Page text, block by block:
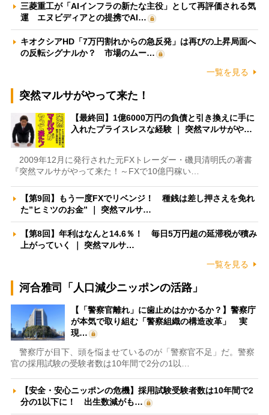
三菱重工が「AIインフラの新たな主役」として再評価される気
運 エヌビディアとの提携でAI…
キオクシアHD「7万円割れからの急反発」は再びの上昇局面へ
の反転シグナルか？ 市場のムー…
一覧を見る
突然マルサがやって来た！
【最終回】1億6000万円の負債と引き換えに手に
入れたプライスレスな経験 ｜ 突然マルサがや…
2009年12月に発行された元FXトレーダー・磯貝清明氏の著書
『突然マルサがやって来た！～FXで10億円稼い…
【第9回】もう一度FXでリベンジ！ 種銭は差し押さえを免れ
た”ヒミツのお金” ｜ 突然マルサ…
【第8回】年利はなんと14.6％！ 毎日5万円超の延滞税が積み
上がっていく ｜ 突然マルサ…
一覧を見る
河合雅司「人口減少ニッポンの活路」
【「警察官離れ」に歯止めはかかるか？】警察庁
が本気で取り組む「警察組織の構造改革」 実
現…
警察庁が目下、頭を悩ませているのが「警察官不足」だ。警察
官の採用試験の受験者数は10年間で2分の1以…
【安全・安心ニッポンの危機】採用試験受験者数は10年間で2
分の1以下に！ 出生数減がも…